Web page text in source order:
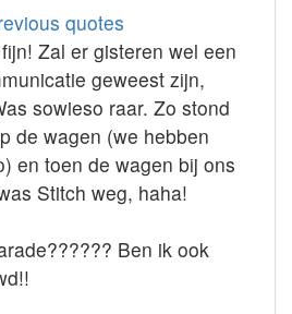
quotes
Zal er gisteren wel een
geweest zijn,
sowieso raar. Zo stond
de wagen (we hebben
en toen de wagen bij ons
Stitch weg, haha!
Ben ik ook